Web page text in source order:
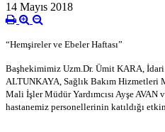
14 Mayıs 2018
“Hemşireler ve Ebeler Haftası”
Başhekimimiz Uzm.Dr. Ümit KARA,
ALTUNKAYA, Sağlık Bakım
Mali İşler Müdür Yardımcısı Ayşe AVAN
hastanemiz personellerinin katıldığı